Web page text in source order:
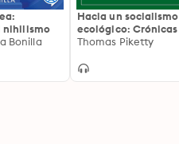
nihilismo
Bonilla
Hacia un socialismo
ecológico: Crónicas
2020-2024
Thomas Piketty